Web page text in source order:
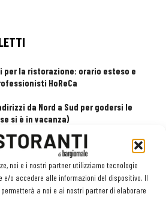
noi e i nostri partner utilizziamo tecnologie
e/o accedere alle informazioni del dispositivo. Il
a noi e ai nostri partner di elaborare
per la ristorazione: orario esteso e
HoReCa
da Nord a Sud per godersi le
si è in vacanza)
le associazioni del turismo chiedono
dell’Antitrust